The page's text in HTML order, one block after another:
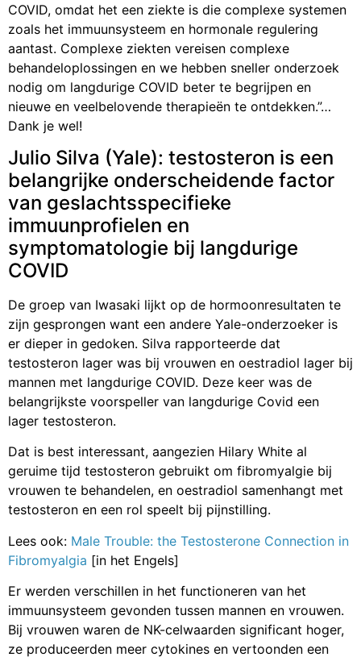
COVID, omdat het een ziekte is die complexe systemen
zoals het immuunsysteem en hormonale regulering
aantast. Complexe ziekten vereisen complexe
behandeloplossingen en we hebben sneller onderzoek
nodig om langdurige COVID beter te begrijpen en
nieuwe en veelbelovende therapieën te ontdekken.”…
Dank je wel!
Julio Silva (Yale): testosteron is een
belangrijke onderscheidende factor
van geslachtsspecifieke
immuunprofielen en
symptomatologie bij langdurige
COVID
De groep van Iwasaki lijkt op de hormoonresultaten te
zijn gesprongen want een andere Yale-onderzoeker is
er dieper in gedoken. Silva rapporteerde dat
testosteron lager was bij vrouwen en oestradiol lager bij
mannen met langdurige COVID. Deze keer was de
belangrijkste voorspeller van langdurige Covid een
lager testosteron.
Dat is best interessant, aangezien Hilary White al
geruime tijd testosteron gebruikt om fibromyalgie bij
vrouwen te behandelen, en oestradiol samenhangt met
testosteron en een rol speelt bij pijnstilling.
Lees ook: Male Trouble: the Testosterone Connection in
Fibromyalgia [in het Engels]
Er werden verschillen in het functioneren van het
immuunsysteem gevonden tussen mannen en vrouwen.
Bij vrouwen waren de NK-celwaarden significant hoger,
ze produceerden meer cytokines en vertoonden een